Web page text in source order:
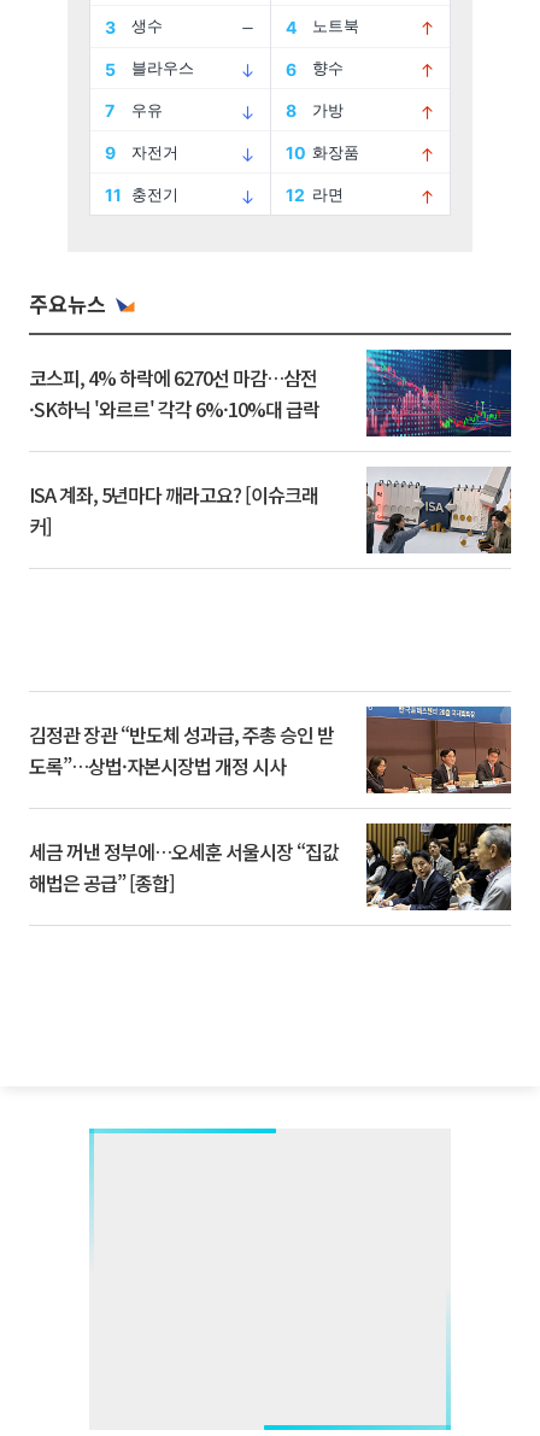
주요뉴스
코스피, 4% 하락에 6270선 마감…삼전
·SK하닉 '와르르' 각각 6%·10%대 급락
ISA 계좌, 5년마다 깨라고요? [이슈크래
커]
김정관 장관 “반도체 성과급, 주총 승인 받
도록”…상법·자본시장법 개정 시사
세금 꺼낸 정부에…오세훈 서울시장 “집값
해법은 공급” [종합]